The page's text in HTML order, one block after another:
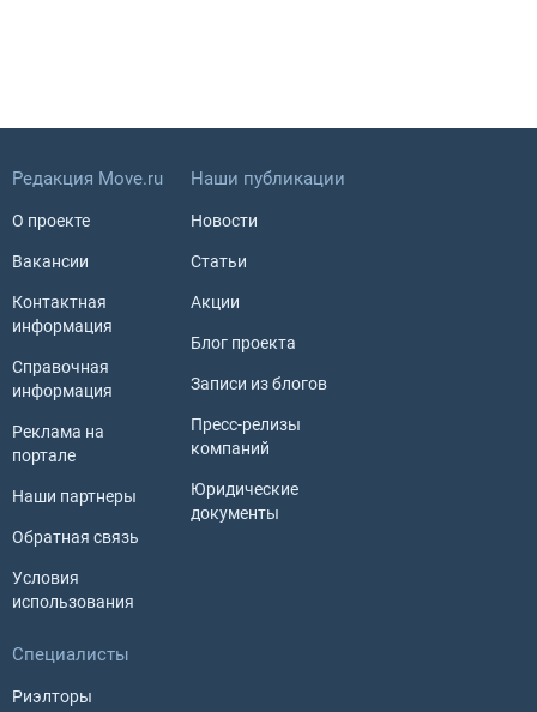
Редакция Move.ru
О проекте
Вакансии
Контактная
информация
Справочная
информация
Реклама на
портале
Наши партнеры
Обратная связь
Условия
использования
Наши публикации
Новости
Статьи
Акции
Блог проекта
Записи из блогов
Пресс-релизы
компаний
Юридические
документы
Специалисты
Риэлторы